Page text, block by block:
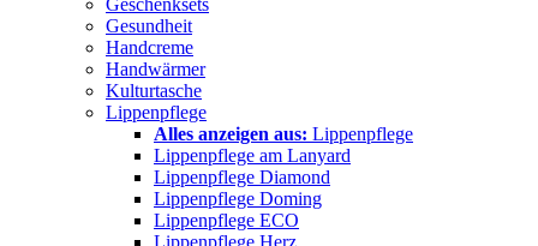
Gesundheit
Handcreme
Handwärmer
Kulturtasche
Lippenpflege
Alles anzeigen aus: Lippenpflege
Lippenpflege am Lanyard
Lippenpflege Diamond
Lippenpflege Doming
Lippenpflege ECO
Lippenpflege Herz